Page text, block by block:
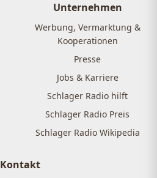
Unternehmen
Werbung, Vermarktung &
Kooperationen
Presse
Jobs & Karriere
Schlager Radio hilft
Schlager Radio Preis
Schlager Radio Wikipedia
Kontakt